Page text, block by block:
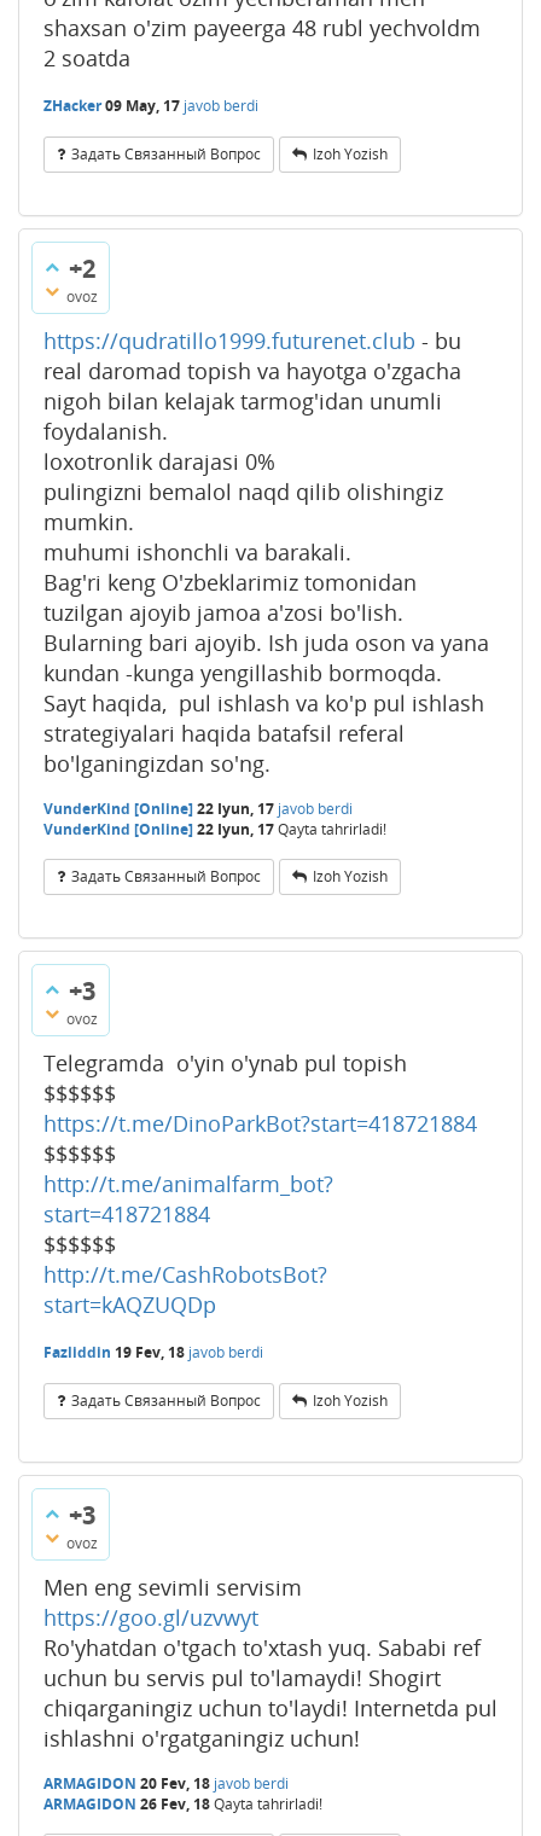
shaxsan o'zim payeerga 48 rubl yechvoldm
2 soatda
ZHacker09 May, 17 javob berdi
Задать Связанный Вопрос Izoh Yozish
+2
ovoz
https://qudratillo1999.futurenet.club - bu
real daromad topish va hayotga o'zgacha
nigoh bilan kelajak tarmog'idan unumli
foydalanish.
loxotronlik darajasi 0%
pulingizni bemalol naqd qilib olishingiz
mumkin.
muhumi ishonchli va barakali.
Bag'ri keng O'zbeklarimiz tomonidan
tuzilgan ajoyib jamoa a'zosi bo'lish.
Bularning bari ajoyib. Ish juda oson va yana
kundan -kunga yengillashib bormoqda.
Sayt haqida, pul ishlash va ko'p pul ishlash
strategiyalari haqida batafsil referal
bo'lganingizdan so'ng.
VunderKind [Online]22 Iyun, 17 javob berdi
VunderKind [Online]22 Iyun, 17Qayta tahrirladi!
Задать Связанный Вопрос Izoh Yozish
+3
ovoz
Telegramda o'yin o'ynab pul topish
$$$$$$
https://t.me/DinoParkBot?start=418721884
$$$$$$
http://t.me/animalfarm_bot?
start=418721884
$$$$$$
http://t.me/CashRobotsBot?
start=kAQZUQDp
Fazliddin 19 Fev, 18 javob berdi
Задать Связанный Вопрос Izoh Yozish
+3
ovoz
Men eng sevimli servisim
https://goo.gl/uzvwyt
Ro'yhatdan o'tgach to'xtash yuq. Sababi ref
uchun bu servis pul to'lamaydi! Shogirt
chiqarganingiz uchun to'laydi! Internetda pul
ishlashni o'rgatganingiz uchun!
ARMAGIDON 20 Fev, 18 javob berdi
ARMAGIDON 26 Fev, 18Qayta tahrirladi!